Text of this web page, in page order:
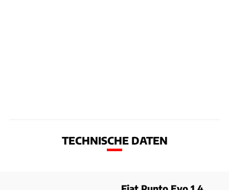
TECHNISCHE DATEN